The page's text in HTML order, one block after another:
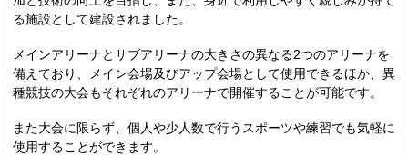
る施設として建設されました。
メインアリーナとサブアリーナの大きさの異なる2つのアリーナを
備えており、メイン会場及びアップ会場として使用できるほか、異
種競技の大会もそれぞれのアリーナで開催することが可能です。
また大会に限らず、個人や少人数で行うスポーツや練習でも気軽に
使用することができます。